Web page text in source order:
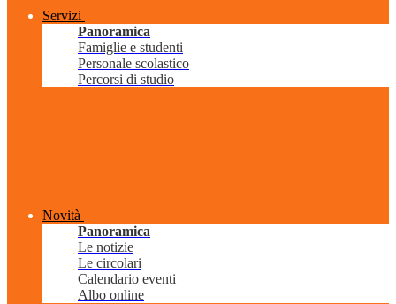
Servizi
Panoramica
Famiglie e studenti
Personale scolastico
Percorsi di studio
Novità
Panoramica
Le notizie
Le circolari
Calendario eventi
Albo online